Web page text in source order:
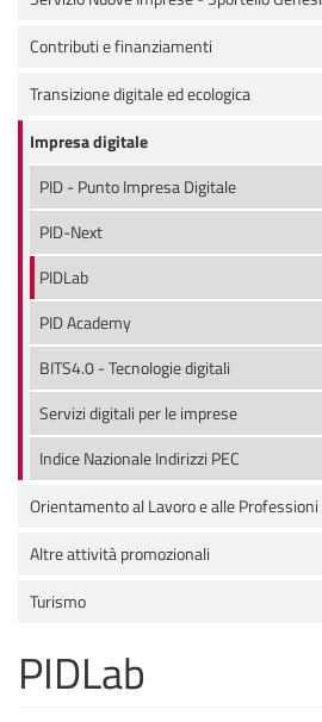
Contributi e finanziamenti
Transizione digitale ed ecologica
Impresa digitale
PID - Punto Impresa Digitale
PID-Next
PIDLab
PID Academy
BITS4.0 - Tecnologie digitali
Servizi digitali per le imprese
Indice Nazionale Indirizzi PEC
Orientamento al Lavoro e alle Professioni
Altre attività promozionali
Turismo
PIDLab